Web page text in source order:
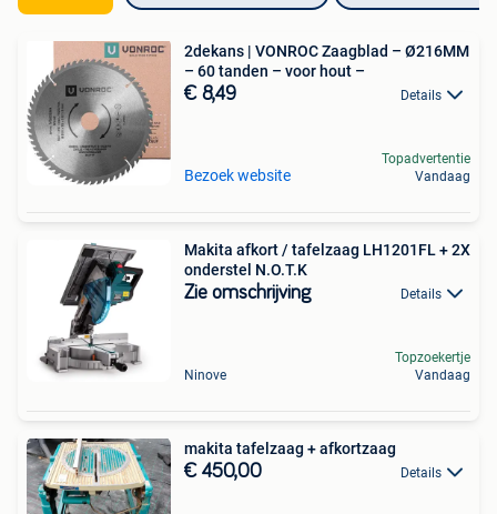
2dekans | VONROC Zaagblad – Ø216MM
– 60 tanden – voor hout –
€ 8,49 Details
Bezoek website
Topadvertentie
Vandaag
Makita afkort / tafelzaag LH1201FL + 2X
onderstel N.O.T.K
Zie omschrijving Details
Ninove
Topzoekertje
Vandaag
makita tafelzaag + afkortzaag
€ 450,00 Details